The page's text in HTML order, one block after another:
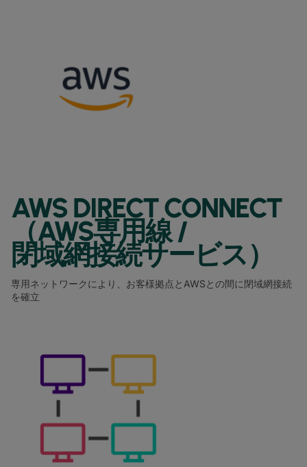
AWS DIRECT CONNECT
（AWS専用線 /
閉域網接続サービス）
専用ネットワークにより、お客様拠点とAWSとの間に閉域網接続
を確立